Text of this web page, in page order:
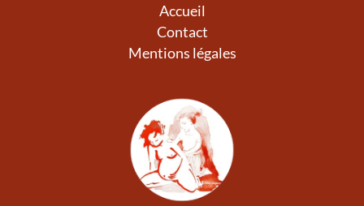
Accueil
Contact
Mentions légales